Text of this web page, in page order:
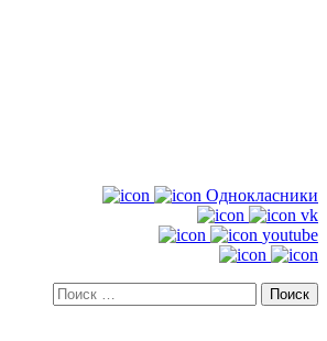
Однокласники
vk
youtube
Искать: